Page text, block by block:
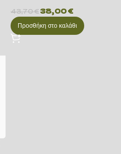
43,70€38,00€
Προσθήκη στο καλάθι